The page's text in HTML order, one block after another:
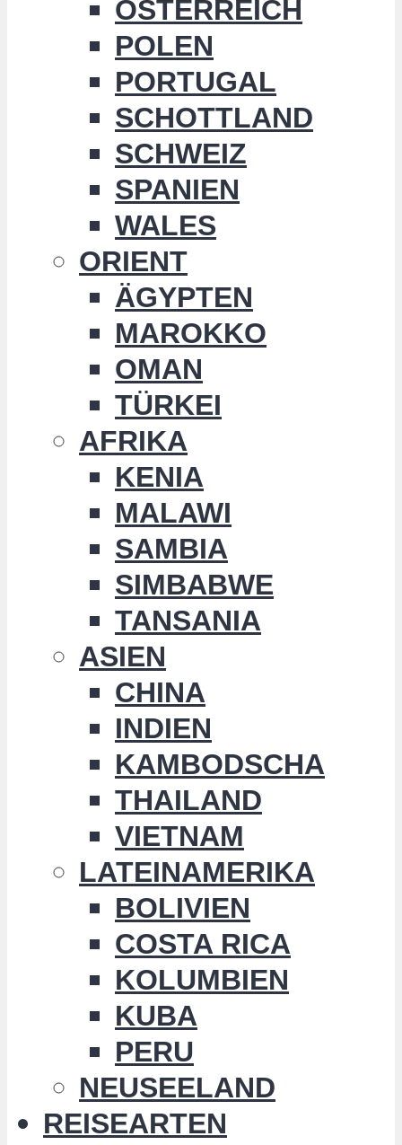
ÖSTERREICH
POLEN
PORTUGAL
SCHOTTLAND
SCHWEIZ
SPANIEN
WALES
ORIENT
ÄGYPTEN
MAROKKO
OMAN
TÜRKEI
AFRIKA
KENIA
MALAWI
SAMBIA
SIMBABWE
TANSANIA
ASIEN
CHINA
INDIEN
KAMBODSCHA
THAILAND
VIETNAM
LATEINAMERIKA
BOLIVIEN
COSTA RICA
KOLUMBIEN
KUBA
PERU
NEUSEELAND
REISEARTEN